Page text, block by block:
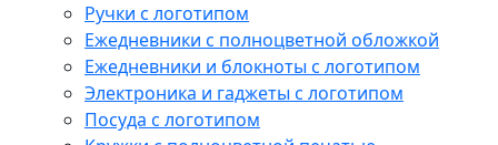
Ручки с логотипом
Ежедневники с полноцветной обложкой
Ежедневники и блокноты с логотипом
Электроника и гаджеты с логотипом
Посуда с логотипом